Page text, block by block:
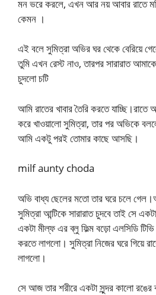
মন ভরে করলে, এখন আর নয় আবার রাতে
কেমন ।
এই বলে সুমিত্রা অভির ঘর থেকে বেরিয়ে
তুমি এখন রেস্ট নাও, তারপর সারারাত
চুদলো চটি
আমি রাতের খাবার তৈরি করতে
করে খাওয়ালো সুমিত্রা, তার পর অভিকে
আমি একটু পরই তোমার কাছে আসছি।
milf aunty choda
অভি বাধ্য ছেলের মতো তার ঘরে চলে
সুমিত্রা আন্টিকে সারারাত চুদবে তাই সে
একটা মীল্ফ এর ব্লু ফিল্ম বড়ো এলসিডি
করতে লাগলো। সুমিত্রা নিজের ঘরে গিয়ে
লাগলো।
সে আজ তার শরীরে একটা সুন্দর কালো